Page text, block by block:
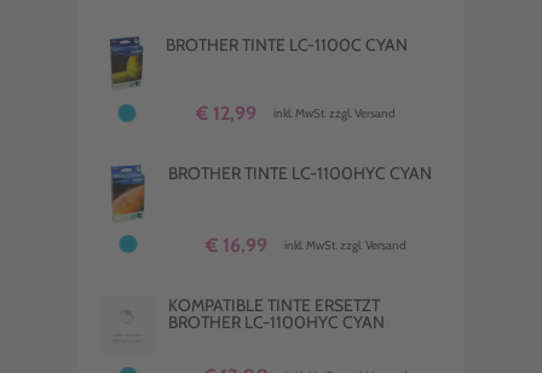
BROTHER TINTE LC-1100C CYAN
€ 12,99 inkl. MwSt. zzgl. Versand
BROTHER TINTE LC-1100HYC CYAN
€ 16,99 inkl. MwSt. zzgl. Versand
KOMPATIBLE TINTE ERSETZT
BROTHER LC-1100HYC CYAN